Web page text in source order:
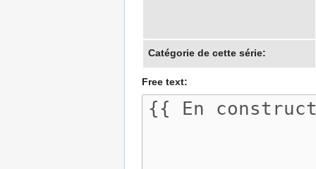
Catégorie de cette série:
Free text: